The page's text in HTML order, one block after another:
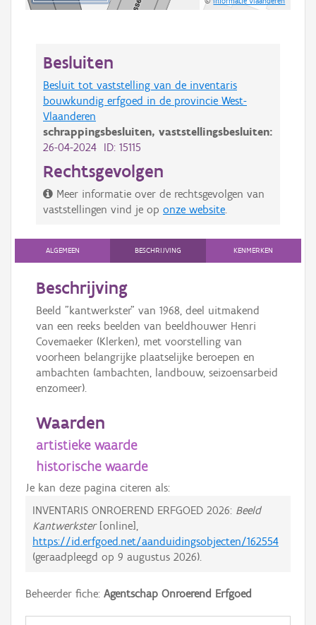
Besluiten
Besluit tot vaststelling van de inventaris
bouwkundig erfgoed in de provincie West-
Vlaanderen
schrappingsbesluiten, vaststellingsbesluiten:
26-04-2024 ID: 15115
Rechtsgevolgen
Meer informatie over de rechtsgevolgen van
vaststellingen vind je op onze website
ALGEMEEN BESCHRIJVING KENMERKEN
Beschrijving
Beeld "kantwerkster" van 1968, deel uitmakend
van een reeks beelden van beeldhouwer Henri
Covemaeker (Klerken), met voorstelling van
voorheen belangrijke plaatselijke beroepen en
ambachten (ambachten, landbouw, seizoensarbeid
enzomeer).
Waarden
artistieke waarde
historische waarde
Je kan deze pagina citeren als:
INVENTARIS ONROEREND ERFGOED 2026: Beeld
Kantwerkster[online],
https://id.erfgoed.net/aanduidingsobjecten/162554
(geraadpleegd op 9 augustus 2026).
Beheerder fiche: Agentschap Onroerend Erfgoed